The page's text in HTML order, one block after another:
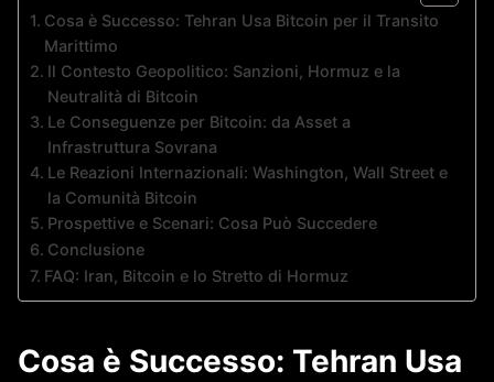
Cosa è Successo: Tehran Usa Bitcoin per il Transito
Marittimo
Il Contesto Geopolitico: Sanzioni, Hormuz e la
Neutralità di Bitcoin
Le Conseguenze per Bitcoin: da Asset a
Infrastruttura Sovrana
Le Reazioni Internazionali: Washington, Wall Street e
la Comunità Bitcoin
Prospettive e Scenari: Cosa Può Succedere
Conclusione
FAQ: Iran, Bitcoin e lo Stretto di Hormuz
Cosa è Successo: Tehran Usa